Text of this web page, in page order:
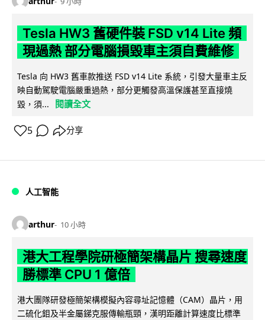
Tesla HW3 舊硬件裝 FSD v14 Lite 頻
現過熱 部分電腦損毀車主須自費維修
Tesla 向 HW3 舊車款推送 FSD v14 Lite 系統，引發大量車主反
映自動駕駛電腦嚴重過熱，部分更觸發高溫保護甚至直接燒
毀，須...
閱讀全文
5 分享
人工智能
arthur 10 小時
港大工程學院研極簡架構晶片 搜尋速度
勝標準 CPU 1 億倍
港大團隊研發極簡架構模擬內容尋址記憶體（CAM）晶片，用
二硫化鉬及半金屬銻克服傳輸瓶頸，漢明距離計算速度比標準